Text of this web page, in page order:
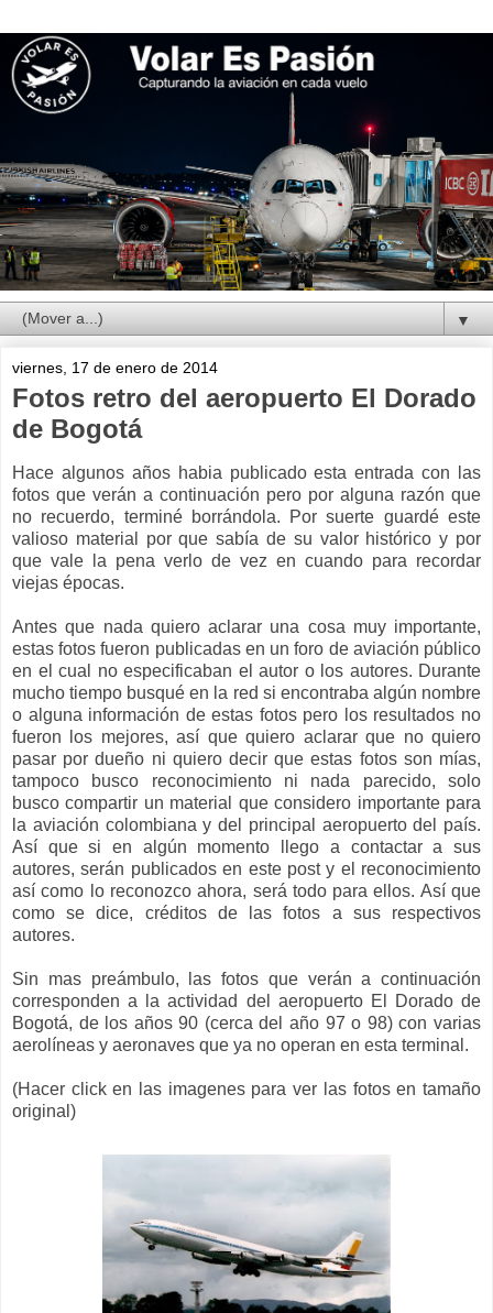
▼
viernes, 17 de enero de 2014
Fotos retro del aeropuerto El Dorado
de Bogotá
Hace algunos años habia publicado esta entrada con las
fotos que verán a continuación pero por alguna razón que
no recuerdo, terminé borrándola. Por suerte guardé este
valioso material por que sabía de su valor histórico y por
que vale la pena verlo de vez en cuando para recordar
viejas épocas.
Antes que nada quiero aclarar una cosa muy importante,
estas fotos fueron publicadas en un foro de aviación público
en el cual no especificaban el autor o los autores. Durante
mucho tiempo busqué en la red si encontraba algún nombre
o alguna información de estas fotos pero los resultados no
fueron los mejores, así que quiero aclarar que no quiero
pasar por dueño ni quiero decir que estas fotos son mías,
tampoco busco reconocimiento ni nada parecido, solo
busco compartir un material que considero importante para
la aviación colombiana y del principal aeropuerto del país.
Así que si en algún momento llego a contactar a sus
autores, serán publicados en este post y el reconocimiento
así como lo reconozco ahora, será todo para ellos. Así que
como se dice, créditos de las fotos a sus respectivos
autores.
Sin mas preámbulo, las fotos que verán a continuación
corresponden a la actividad del aeropuerto El Dorado de
Bogotá, de los años 90 (cerca del año 97 o 98) con varias
aerolíneas y aeronaves que ya no operan en esta terminal.
(Hacer click en las imagenes para ver las fotos en tamaño
original)